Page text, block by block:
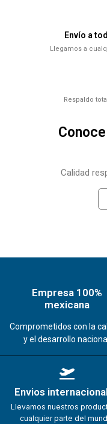
Envío a
Llegamos a
Respaldo
Calidad
Empresa 100%
mexicana
Comprometidos con la
y el desarrollo
Envios
Llevamos nuestros
cualquier parte del